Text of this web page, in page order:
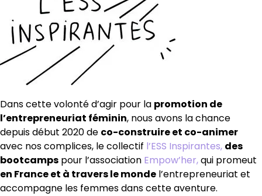
Dans cette volonté d’agir pour la promotion de
l’entrepreneuriat féminin, nous avons la chance
depuis début 2020 de co-construire et co-animer
avec nos complices, le collectif l’ESS Inspirantes, des
bootcamps pour l’association Empow’her,qui promeut
en France et à travers le monde l’entrepreneuriat et
accompagne les femmes dans cette aventure.